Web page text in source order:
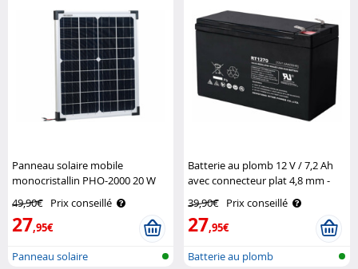
Panneau solaire mobile
monocristallin PHO-2000 20 W
49,90€ Prix conseillé
27,95€
Panneau solaire
Batterie au plomb 12 V / 7,2 Ah
avec connecteur plat 4,8 mm -
39,90€ Prix conseillé
27,95€
Batterie au plomb